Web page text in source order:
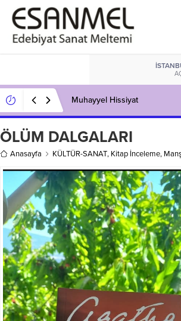
Muhayyel Hissiyat
ÖLÜM DALGALARI
Anasayfa KÜLTÜR-SANAT, Kitap İnceleme,